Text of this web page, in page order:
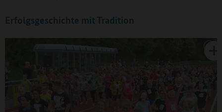
Erfolgsgeschichte mit Tradition